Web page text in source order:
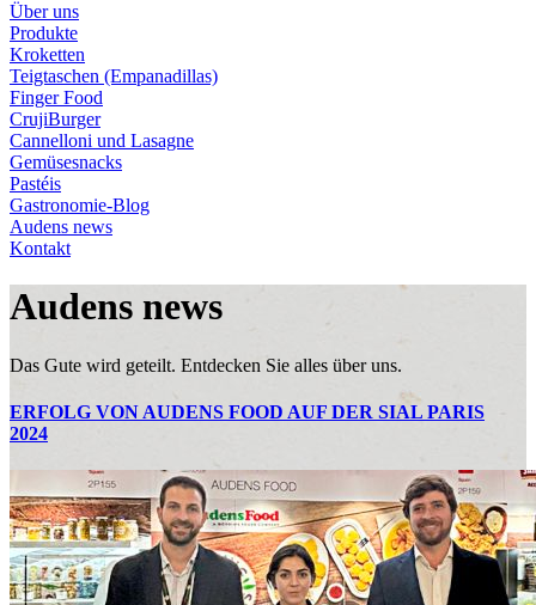
Über uns
Produkte
Kroketten
Teigtaschen (Empanadillas)
Finger Food
CrujiBurger
Cannelloni und Lasagne
Gemüsesnacks
Pastéis
Gastronomie-Blog
Audens news
Kontakt
Audens news
Das Gute wird geteilt. Entdecken Sie alles über uns.
ERFOLG VON AUDENS FOOD AUF DER SIAL PARIS
2024